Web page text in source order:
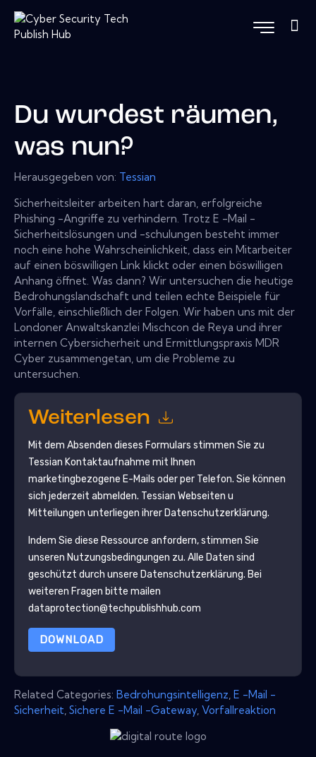
Du wurdest räumen,
was nun?
Herausgegeben von: Tessian
Sicherheitsleiter arbeiten hart daran, erfolgreiche
Phishing -Angriffe zu verhindern. Trotz E -Mail -
Sicherheitslösungen und -schulungen besteht immer
noch eine hohe Wahrscheinlichkeit, dass ein Mitarbeiter
auf einen böswilligen Link klickt oder einen böswilligen
Anhang öffnet. Was dann? Wir untersuchen die heutige
Bedrohungslandschaft und teilen echte Beispiele für
Vorfälle, einschließlich der Folgen. Wir haben uns mit der
Londoner Anwaltskanzlei Mischcon de Reya und ihrer
internen Cybersicherheit und Ermittlungspraxis MDR
Cyber ​​zusammengetan, um die Probleme zu
untersuchen.
Weiterlesen
Mit dem Absenden dieses Formulars stimmen Sie zu
Tessian Kontaktaufnahme mit Ihnen
marketingbezogene E-Mails oder per Telefon. Sie können
sich jederzeit abmelden. Tessian Webseiten u
Mitteilungen unterliegen ihrer Datenschutzerklärung.
Indem Sie diese Ressource anfordern, stimmen Sie
unseren Nutzungsbedingungen zu. Alle Daten sind
geschützt durch unsere Datenschutzerklärung. Bei
weiteren Fragen bitte mailen
dataprotection@techpublishhub.com
DOWNLOAD
Related Categories: Bedrohungsintelligenz E -Mail -
Sicherheit Sichere E -Mail -Gateway Vorfallreaktion